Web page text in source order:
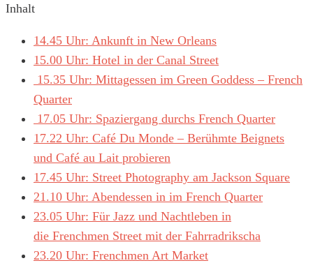
Inhalt
14.45 Uhr: Ankunft in New Orleans
15.00 Uhr: Hotel in der Canal Street
15.35 Uhr: Mittagessen im Green Goddess – French
Quarter
17.05 Uhr: Spaziergang durchs French Quarter
17.22 Uhr: Café Du Monde – Berühmte Beignets
und Café au Lait probieren
17.45 Uhr: Street Photography am Jackson Square
21.10 Uhr: Abendessen in im French Quarter
23.05 Uhr: Für Jazz und Nachtleben in
die Frenchmen Street mit der Fahrradrikscha
23.20 Uhr: Frenchmen Art Market